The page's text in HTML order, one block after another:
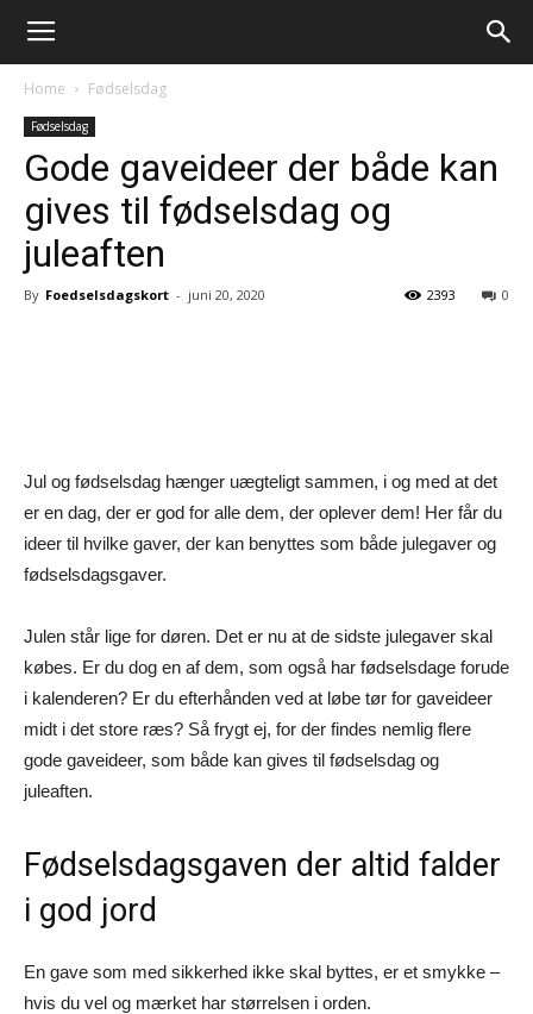
Home Fødselsdag
Fødselsdag
Gode gaveideer der både kan
gives til fødselsdag og
juleaften
By Foedselsdagskort - juni 20, 2020 0
2393
Jul og fødselsdag hænger uægteligt sammen, i og med at det
er en dag, der er god for alle dem, der oplever dem! Her får du
ideer til hvilke gaver, der kan benyttes som både julegaver og
fødselsdagsgaver.
Julen står lige for døren. Det er nu at de sidste julegaver skal
købes. Er du dog en af dem, som også har fødselsdage forude
i kalenderen? Er du efterhånden ved at løbe tør for gaveideer
midt i det store ræs? Så frygt ej, for der findes nemlig flere
gode gaveideer, som både kan gives til fødselsdag og
juleaften.
Fødselsdagsgaven der altid falder
i god jord
En gave som med sikkerhed ikke skal byttes, er et smykke –
hvis du vel og mærket har størrelsen i orden.